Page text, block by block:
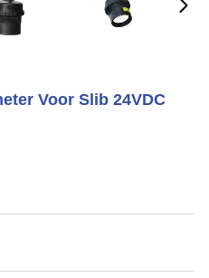
Voor Slib 24VDC